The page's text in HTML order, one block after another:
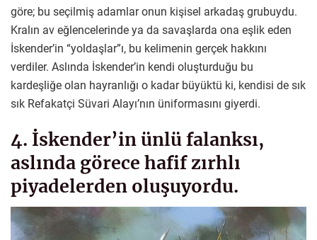
göre; bu seçilmiş adamlar onun kişisel arkadaş grubuydu.
Kralın av eğlencelerinde ya da savaşlarda ona eşlik eden
İskender’in “yoldaşlar”ı, bu kelimenin gerçek hakkını
verdiler. Aslında İskender’in kendi oluşturduğu bu
kardeşliğe olan hayranlığı o kadar büyüktü ki, kendisi de sık
sık Refakatçi Süvari Alayı’nın üniformasını giyerdi.
4. İskender’in ünlü falanksı,
aslında görece hafif zırhlı
piyadelerden oluşuyordu.